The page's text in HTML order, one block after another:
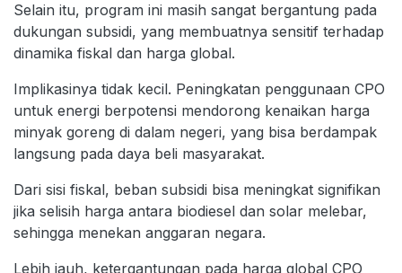
Selain itu, program ini masih sangat bergantung pada
dukungan subsidi, yang membuatnya sensitif terhadap
dinamika fiskal dan harga global.
Implikasinya tidak kecil. Peningkatan penggunaan CPO
untuk energi berpotensi mendorong kenaikan harga
minyak goreng di dalam negeri, yang bisa berdampak
langsung pada daya beli masyarakat.
Dari sisi fiskal, beban subsidi bisa meningkat signifikan
jika selisih harga antara biodiesel dan solar melebar,
sehingga menekan anggaran negara.
Lebih jauh, ketergantungan pada harga global CPO